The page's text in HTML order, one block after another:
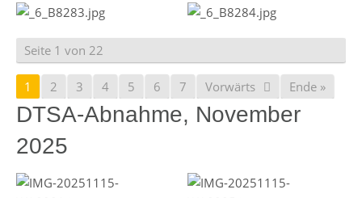
Seite 1 von 22
1 2 3 4 5 6 7 Vorwärts Ende »
DTSA-Abnahme, November
2025